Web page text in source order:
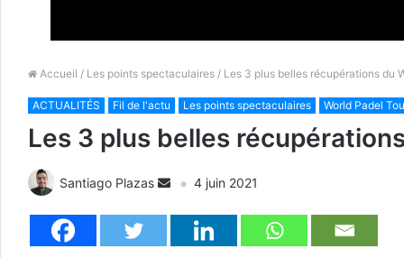
Accueil / Les points spectaculaires / Les 3 plus belles récupérations du
ACTUALITÉS Fil de l'actu Les points spectaculaires World Padel
Les 3 plus belles
Santiago Plazas 4 juin 2021